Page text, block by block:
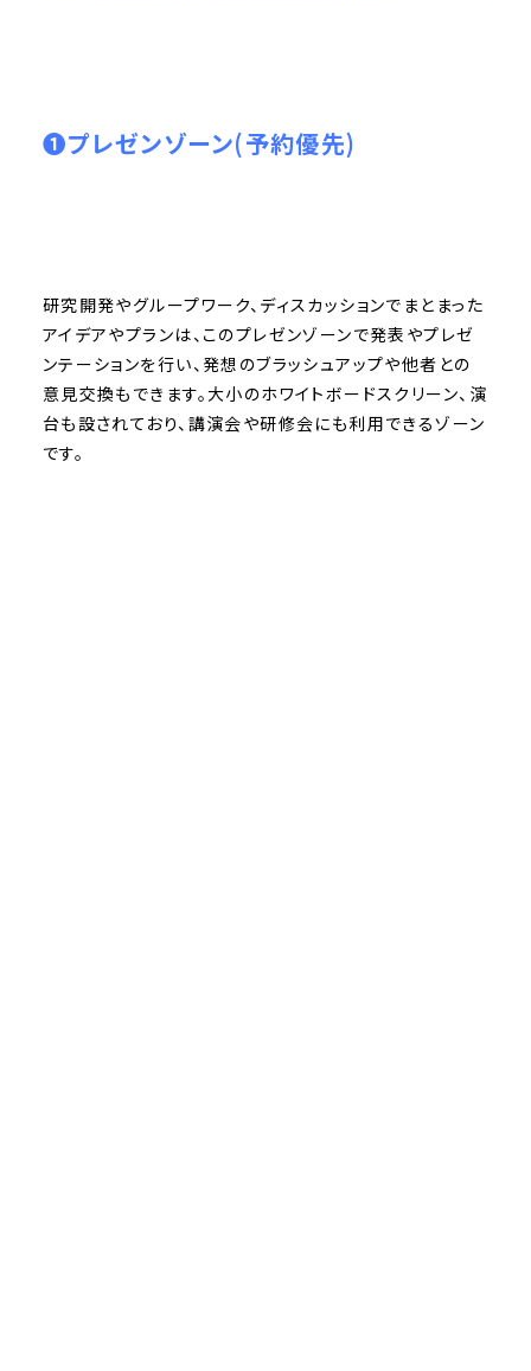
❶プレゼンゾーン(予約優先)
研究開発やグループワーク、ディスカッションでまとまった
アイデアやプランは、このプレゼンゾーンで発表やプレゼ
ンテーションを行い、発想のブラッシュアップや他者との
意見交換もできます。大小のホワイトボードスクリーン、演
台も設されており、講演会や研修会にも利用できるゾーン
です。